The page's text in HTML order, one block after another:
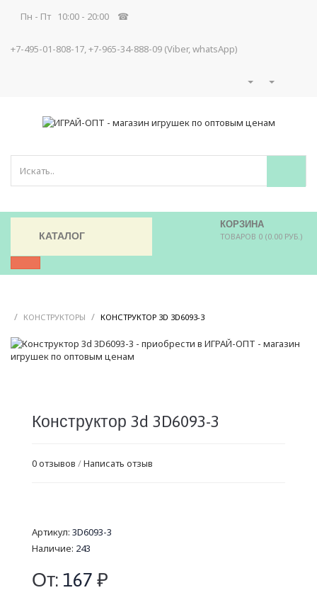
Пн - Пт 10:00 - 20:00 ☎
+7-495-01-808-17, +7-965-34-888-09 (Viber, whatsApp)
КОРЗИНА
ТОВАРОВ 0 (0.00 РУБ.)
КАТАЛОГ
/ КОНСТРУКТОРЫ / КОНСТРУКТОР 3D 3D6093-3
Конструктор 3d 3D6093-3
0 отзывов /Написать отзыв
Артикул: 3D6093-3
Наличие: 243
От: 167 ₽